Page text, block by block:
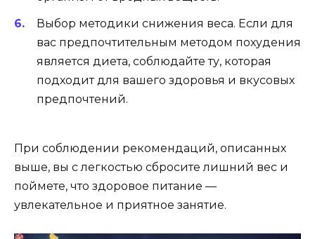
Выбор методики снижения веса. Если для
вас предпочтительным методом похудения
является диета, соблюдайте ту, которая
подходит для вашего здоровья и вкусовых
предпочтений.
При соблюдении рекомендаций, описанных
выше, вы с легкостью сбросите лишний вес и
поймете, что здоровое питание —
увлекательное и приятное занятие.